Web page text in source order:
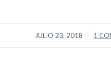
JULIO 23, 2018
/ 1